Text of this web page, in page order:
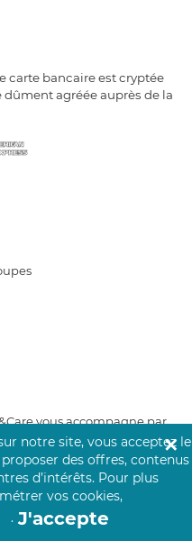
carte bancaire est cryptée
dûment agréée auprès de la
vous accompagne par
notre site, vous acceptez le
des offres, contenus
d’intérêts. Pour plus
vos cookies,
. J'accepte
✕